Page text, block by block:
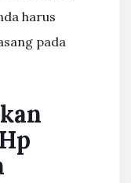
harus
pada